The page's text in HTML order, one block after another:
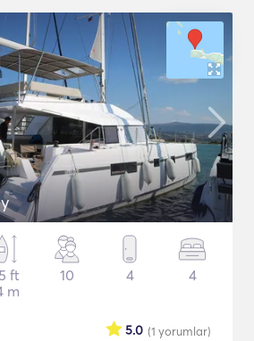
ft
m
10 4 4
(1 yorumlar)
5.0